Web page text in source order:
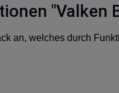
"Valken
an, welches durch